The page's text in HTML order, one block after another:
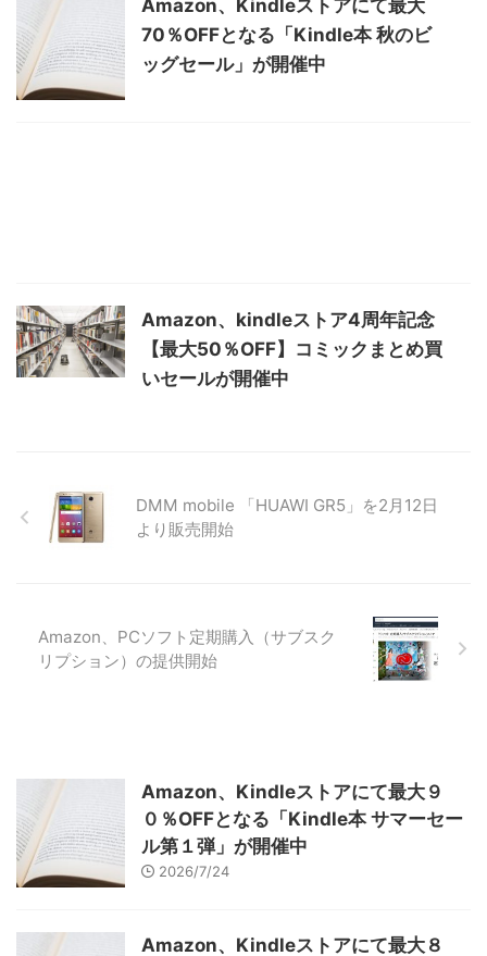
Amazon、Kindleストアにて最大
70％OFFとなる「Kindle本 秋のビ
ッグセール」が開催中
Amazon、kindleストア4周年記念
【最大50％OFF】コミックまとめ買
いセールが開催中
DMM mobile 「HUAWI GR5」を2月12日
より販売開始
Amazon、PCソフト定期購入（サブスク
リプション）の提供開始
Amazon、Kindleストアにて最大９
０％OFFとなる「Kindle本 サマーセー
ル第１弾」が開催中
2026/7/24
Amazon、Kindleストアにて最大８